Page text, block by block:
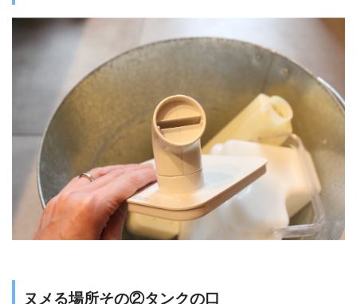
ヌメる場所その②タンクの口